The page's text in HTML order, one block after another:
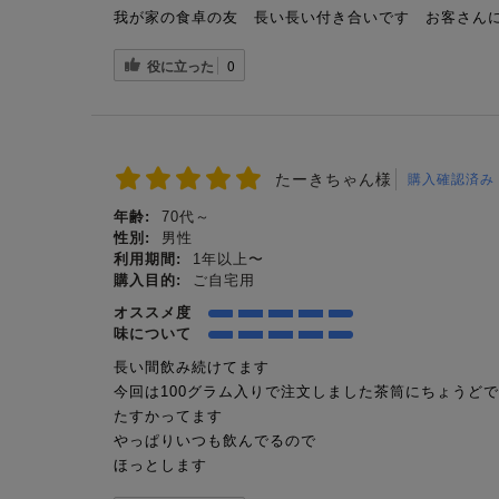
我が家の食卓の友 長い長い付き合いです お客さん
役に立った 0
たーきちゃん様 購入確認済み
年齢:
70代～
性別:
男性
利用期間:
1年以上〜
購入目的:
ご自宅用
オススメ度
味について
長い間飲み続けてます
今回は100グラム入りで注文しました茶筒にちょうどで
たすかってます
やっぱりいつも飲んでるので
ほっとします